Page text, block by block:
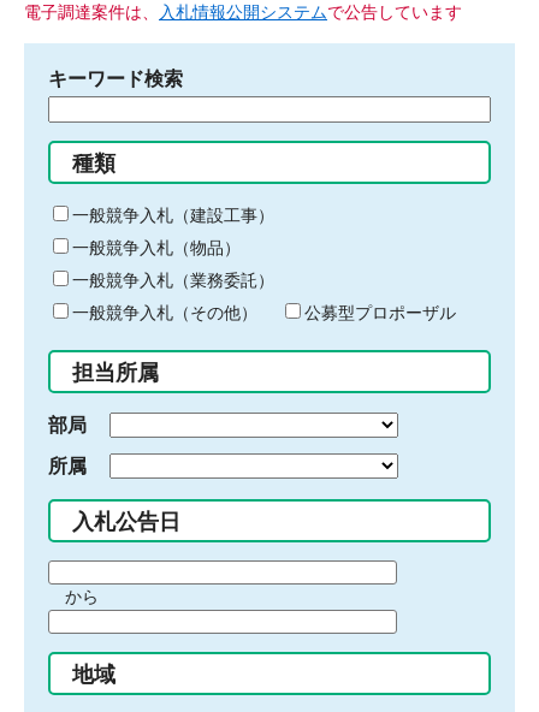
電子調達案件は、 入札情報公開システムで公告しています
キーワード検索
る
キ
ー
ワ
ー
ド
入
力
種類
一般競争入札（建設工事）
一般競争入札（物品）
一般競争入札（業務委託）
一般競争入札（その他）
公募型プロポーザル
担当所属
部局
所属
入札公告日
間
始
り
から
間
終
地域